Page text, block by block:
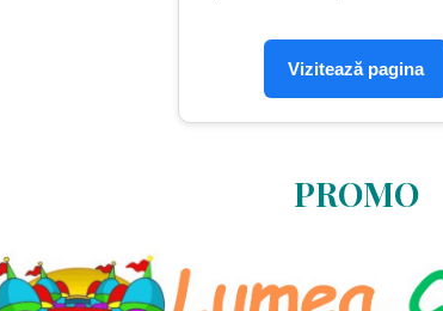
Vizitează pagina
PROMO